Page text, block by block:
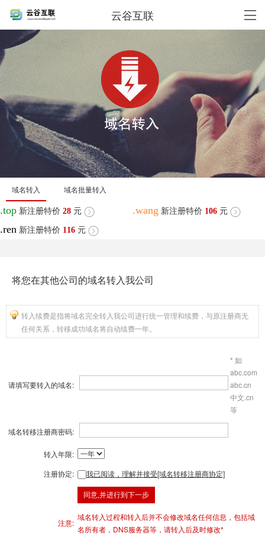
云谷互联
域名转入 域名批量转入
.top 新注册特价 28 元 .wang 新注册特价 106 元
.ren 新注册特价 116 元
将您在其他公司的域名转入我公司
转入续费是指将域名完全转入我公司进行统一管理和续费，与原注册商无
任何关系，转移成功域名将自动续费一年。
请填写要转入的域名:
* 如
abc.com
abc.cn
中文.cn
等
域名转移注册商密码:
转入年限:
注册协定:
我已阅读，理解并接受[域名转移注册商协定]
注意:
域名转入过程和转入后并不会修改域名任何信息，包括域
名所有者，DNS服务器等，请转入后及时修改*